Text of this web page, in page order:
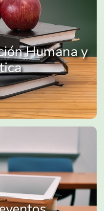
Humana y